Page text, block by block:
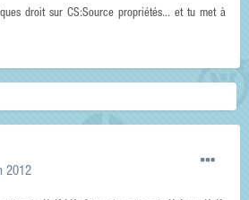
droit sur CS:Source propriétés... et tu met à
2012